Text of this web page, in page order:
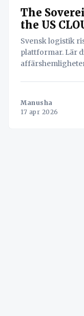
The
the US
Svensk logistik
plattformar. Lär
Manusha
17 apr 2026